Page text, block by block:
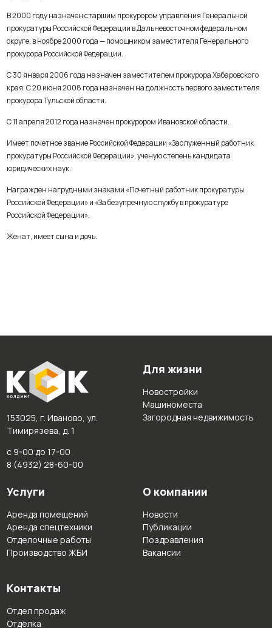
В 2000 году назначен старшим прокурором управления Генеральной
прокуратуры Российской Федерации в Дальневосточном федеральном
округе, в ноябре 2000 года — помощником заместителя Генерального
прокурора Российской Федерации.
С 30 января 2006 года назначен заместителем прокурора Хабаровского
края. С 20 июня 2008 года назначен на должность первого заместителя
прокурора Тульской области.
С 11 апреля 2012 года назначен прокурором Ивановской области.
Имеет почетное звание Российской Федерации «Заслуженный работник
прокуратуры Российской Федерации», ученую степень кандидата
юридических наук.
Награжден нагрудными знаками «Почетный работник прокуратуры
Российской Федерации» и «За безупречную службу в прокуратуре
Российской Федерации».
Женат, имеет сына и дочь.
153025, г. Иваново, ул.
Тимирязева, д. 1
с 9-00 до 17-00
8 (4932) 28-60-00
Для жизни
Новостройки
Машиноместа
Загородная недвижимость
Услуги
Аренда помещений
Аренда спецтехники
Отделочные работы
Производство ЖБИ
О компании
Новости
Публикации
Поздравления
Вакансии
Контакты
Отдел продаж
Отделка